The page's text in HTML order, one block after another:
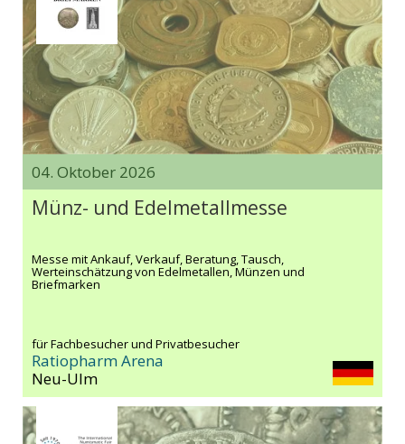
04. Oktober 2026
Münz- und Edelmetallmesse
Messe mit Ankauf, Verkauf, Beratung, Tausch,
Werteinschätzung von Edelmetallen, Münzen und
Briefmarken
für Fachbesucher und Privatbesucher
Ratiopharm Arena
Neu-Ulm